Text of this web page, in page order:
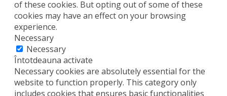
of these cookies. But opting out of some of these
cookies may have an effect on your browsing
experience.
Necessary
Necessary
Întotdeauna activate
Necessary cookies are absolutely essential for the
website to function properly. This category only
includes cookies that ensures basic functionalities